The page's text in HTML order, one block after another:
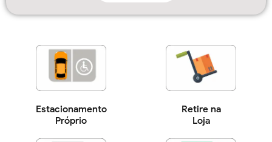
Estacionamento
Próprio
Retire na
Loja